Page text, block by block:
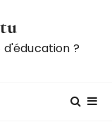
d'éducation ?